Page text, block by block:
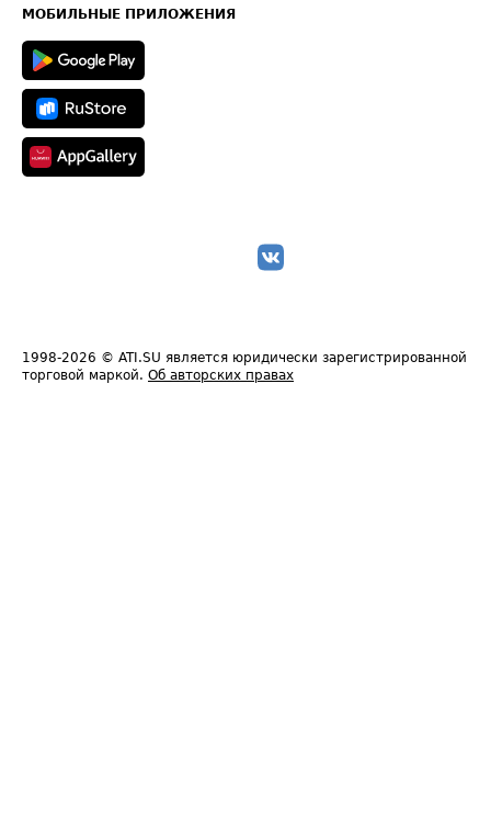
Техническая информация
МОБИЛЬНЫЕ ПРИЛОЖЕНИЯ
1998-2026 © ATI.SU является юридически зарегистрированной
торговой маркой. Об авторских правах